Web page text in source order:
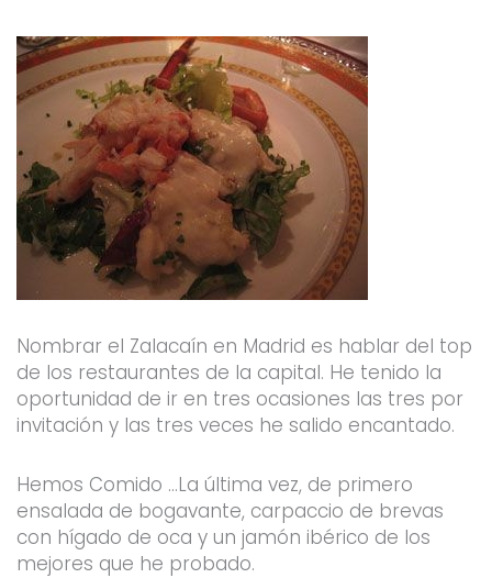
f
Nombrar el Zalacaín en Madrid es hablar del top
de los restaurantes de la capital. He tenido la
oportunidad de ir en tres ocasiones las tres por
invitación y las tres veces he salido encantado.
Hemos Comido …La última vez, de primero
ensalada de bogavante, carpaccio de brevas
con hígado de oca y un jamón ibérico de los
mejores que he probado.